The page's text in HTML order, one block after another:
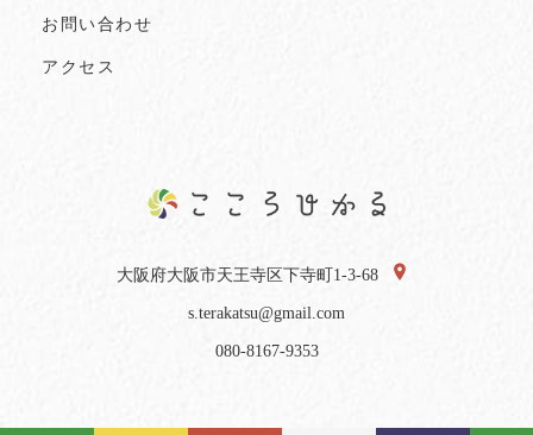
お問い合わせ
アクセス
大阪府大阪市天王寺区下寺町1-3-68
s.terakatsu@gmail.com
080-8167-9353